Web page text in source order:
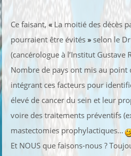
Ce faisant,« La moitié des décès
pourraient être évités» selon le
(cancérologue à l’Institut Gustave
Nombre de pays ont mis au point
intégrant ces facteurs pour
élevé de cancer du sein et leur
voire des traitements préventifs
mastectomies prophylactiques…
Et NOUS que faisons-nous ?